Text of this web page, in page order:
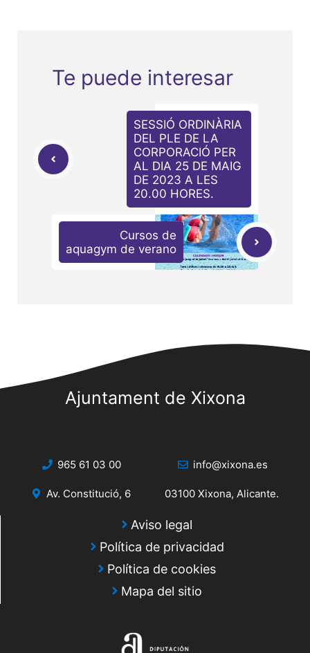
Te puede interesar
SESSIÓ ORDINÀRIA
DEL PLE DE LA
CORPORACIÓ PER
AL DIA 25 DE MAIG
DE 2023 A LES
20.00 HORES.
Cursos de
aquagym de verano
Ajuntament de Xixona
965 61 03 00 info@xixona.es
Av. Constitució, 6 03100 Xixona, Alicante.
Aviso legal
Política de privacidad
Política de cookies
Mapa del sitio